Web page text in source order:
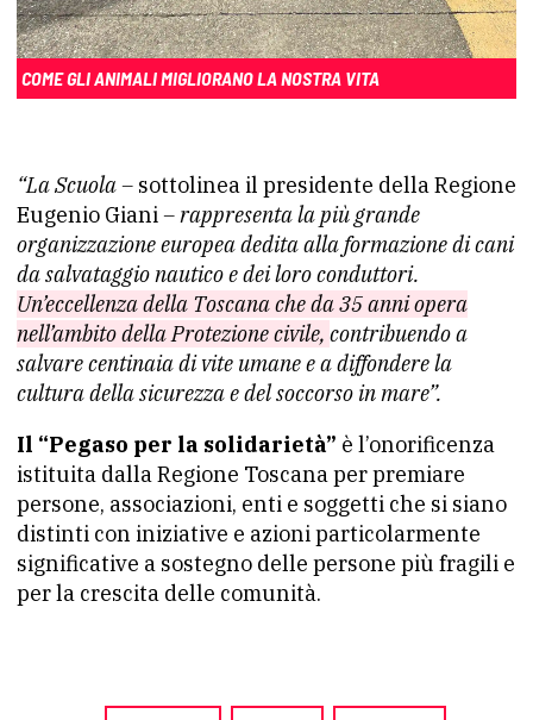
COME GLI ANIMALI MIGLIORANO LA NOSTRA VITA
“La Scuola – sottolinea il presidente della Regione
Eugenio Giani– rappresenta la più grande
organizzazione europea dedita alla formazione di cani
da salvataggio nautico e dei loro conduttori.
Un’eccellenza della Toscana che da 35 anni opera
nell’ambito della Protezione civile, contribuendo a
salvare centinaia di vite umane e a diffondere la
cultura della sicurezza e del soccorso in mare”.
Il “Pegaso per la solidarietà” è l’onorificenza
istituita dalla Regione Toscana per premiare
persone, associazioni, enti e soggetti che si siano
distinti con iniziative e azioni particolarmente
significative a sostegno delle persone più fragili e
per la crescita delle comunità.